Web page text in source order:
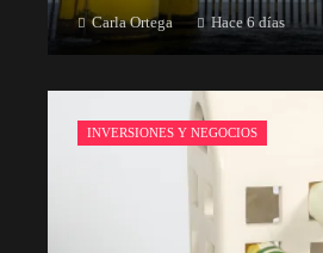
Carla Ortega Hace 6 días
INVERSIONES Y NEGOCIOS